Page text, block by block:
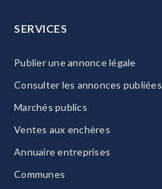
SERVICES
Publier une annonce légale
Consulter les annonces publiées
Marchés publics
Ventes aux enchères
Annuaire entreprises
Communes